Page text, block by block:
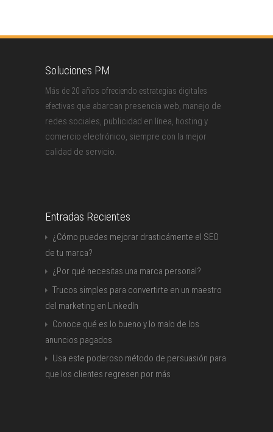
Soluciones PM
Más de 20 años ofreciendo estrategias digitales
efectivas que abarcan presencia web, manejo de
redes sociales, publicidad en línea, hosting y
comercio electrónico, siempre con la mejor
calidad de servicio.
Entradas Recientes
¿Cómo puedes mejorar drasticámente el SEO
de tu marca?
¿Por qué necesitas una marca personal?
Trucos simples para convertirte en un maestro
del marketing en LinkedIn
Conoce qué es lo bueno y lo malo de los
anuncios pagados
Usa este poderoso método de persuasión para
que los clientes regresen por más